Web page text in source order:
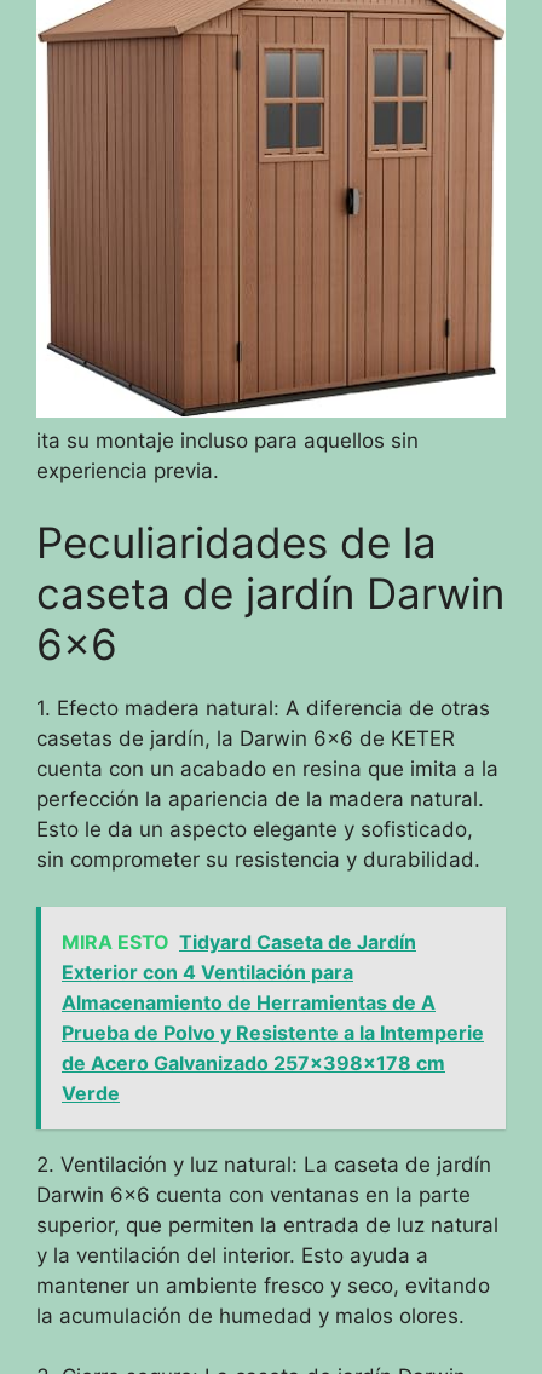
ita su montaje incluso para aquellos sin
experiencia previa.
Peculiaridades de la
caseta de jardín Darwin
6×6
1. Efecto madera natural: A diferencia de otras
casetas de jardín, la Darwin 6×6 de KETER
cuenta con un acabado en resina que imita a la
perfección la apariencia de la madera natural.
Esto le da un aspecto elegante y sofisticado,
sin comprometer su resistencia y durabilidad.
MIRA ESTO Tidyard Caseta de Jardín
Exterior con 4 Ventilación para
Almacenamiento de Herramientas de A
Prueba de Polvo y Resistente a la Intemperie
de Acero Galvanizado 257x398x178 cm
Verde
2. Ventilación y luz natural: La caseta de jardín
Darwin 6×6 cuenta con ventanas en la parte
superior, que permiten la entrada de luz natural
y la ventilación del interior. Esto ayuda a
mantener un ambiente fresco y seco, evitando
la acumulación de humedad y malos olores.